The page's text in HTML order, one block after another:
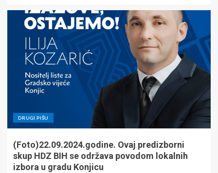
DRUGI PIŠU
(Foto)22.09.2024.godine. Ovaj predizborni
skup HDZ BIH se održava povodom lokalnih
izbora u gradu Konjicu